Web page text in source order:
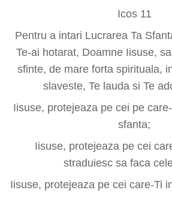
Icos 11
Pentru a intari Lucrarea Ta
Te-ai hotarat, Doamne Iisuse,
sfinte, de mare forta spirituala,
slaveste, Te lauda si Te
Iisuse, protejeaza pe cei pe
sfanta;
Iisuse, protejeaza pe cei
straduiesc sa faca
Iisuse, protejeaza pe cei care-Ti